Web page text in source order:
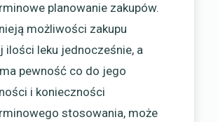
planowanie zakupów.
możliwości zakupu
ilości leku jednocześnie, a
pewność co do jego
i konieczności
stosowania, może